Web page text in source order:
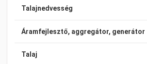
Talajnedvesség
Áramfejlesztő, aggregátor, generátor
Talaj